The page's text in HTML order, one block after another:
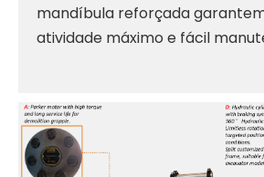
mandíbula reforçada
atividade máximo e fácil